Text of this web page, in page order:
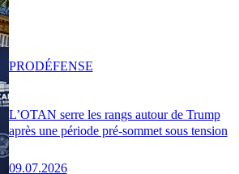
L’OTAN serre les rangs autour de Trump
après une période pré-sommet sous tension
09.07.2026
PRODÉFENSE